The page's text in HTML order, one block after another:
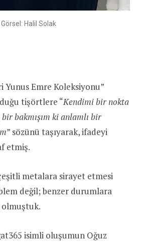
Görsel: Halil Solak
Yunus Emre Koleksiyonu”
tişörtlere “Kendimi bir nokta
bakmışım ki anlamlı bir
” sözünü taşıyarak, ifadeyi
etmiş.
metalara sirayet etmesi
değil; benzer durumlara
olmuştuk.
isimli oluşumun Oğuz